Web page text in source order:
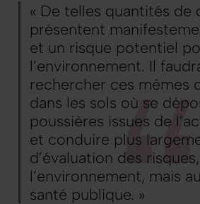
« De telles quantités de
présentent
et un risque potentiel
l’environnement. Il
rechercher ces mêmes
dans les sols où se
poussières issues de
et conduire plus
d’évaluation des
l’environnement, mais
santé publique. »